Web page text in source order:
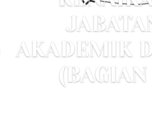
AKADEMIK
(BAGIAN